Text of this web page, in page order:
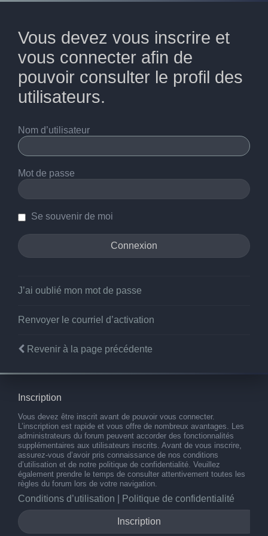
Vous devez vous inscrire et
vous connecter afin de
pouvoir consulter le profil des
utilisateurs.
Nom d’utilisateur
Mot de passe
Se souvenir de moi
J’ai oublié mon mot de passe
Renvoyer le courriel d’activation
Revenir à la page précédente
Inscription
Vous devez être inscrit avant de pouvoir vous connecter.
L’inscription est rapide et vous offre de nombreux avantages. Les
administrateurs du forum peuvent accorder des fonctionnalités
supplémentaires aux utilisateurs inscrits. Avant de vous inscrire,
assurez-vous d’avoir pris connaissance de nos conditions
d’utilisation et de notre politique de confidentialité. Veuillez
également prendre le temps de consulter attentivement toutes les
règles du forum lors de votre navigation.
Conditions d’utilisation Politique de confidentialité
Inscription